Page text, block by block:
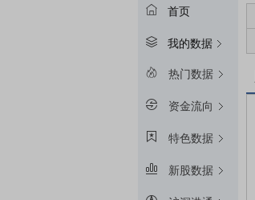
首页
我的数据
热门数据
资金流向
特色数据
新股数据